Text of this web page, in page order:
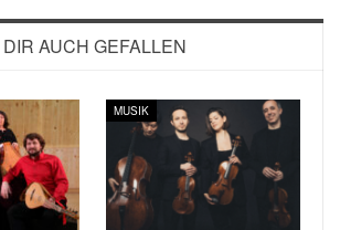
AUCH GEFALLEN
MUSIK